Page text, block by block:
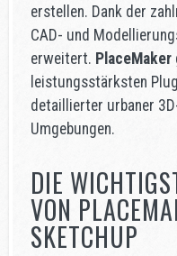
erstellen. Dank der
CAD- und
erweitert. PlaceMaker
leistungsstärksten
detaillierter urbaner
Umgebungen.
DIE
VON
SKETCHUP